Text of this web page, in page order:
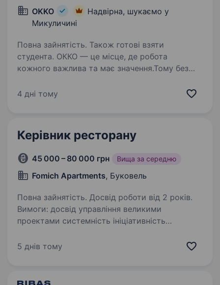
OKKO
Надвірна, шукаємо у
Микуличині
Повна зайнятість. Також готові взяти
студента. ОККО — це місце, де робота
кожного важлива та має значення.Тому без
формуймо надійний тил нашої країни разом!
4 дні тому
Керівник ресторану
45 000 – 80 000 грн Вища за середню
Fomich Apartments, Буковель
Повна зайнятість. Досвід роботи від 2 років.
Вимоги: досвід управління великими
проектами системність ініціативність
розвиток Умови роботи: зарплата + відсоток
5 днів тому